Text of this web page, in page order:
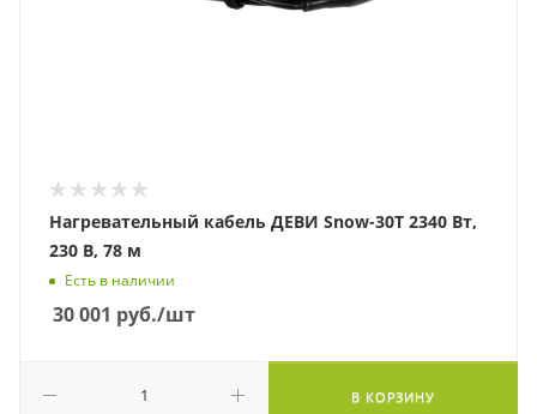
Нагревательный кабель ДЕВИ Snow-30T 2340 Вт,
230 В, 78 м
Есть в наличии
30 001 руб./шт
В КОРЗИНУ